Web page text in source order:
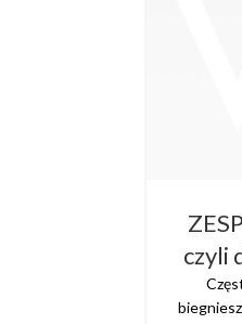
czyli